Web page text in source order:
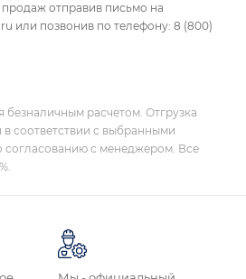
отправив письмо на
или позвонив по телефону: 8 (800)
безналичным расчетом. Отгрузка
в соответствии с выбранными
согласованию с менеджером. Все